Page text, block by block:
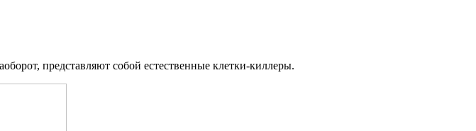
представляют собой естественные клетки-киллеры.